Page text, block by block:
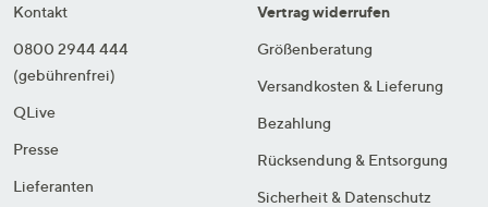
Kontakt
0800 2944 444
(gebührenfrei)
QLive
Presse
Lieferanten
Vertrag widerrufen
Größenberatung
Versandkosten & Lieferung
Bezahlung
Rücksendung & Entsorgung
Sicherheit & Datenschutz